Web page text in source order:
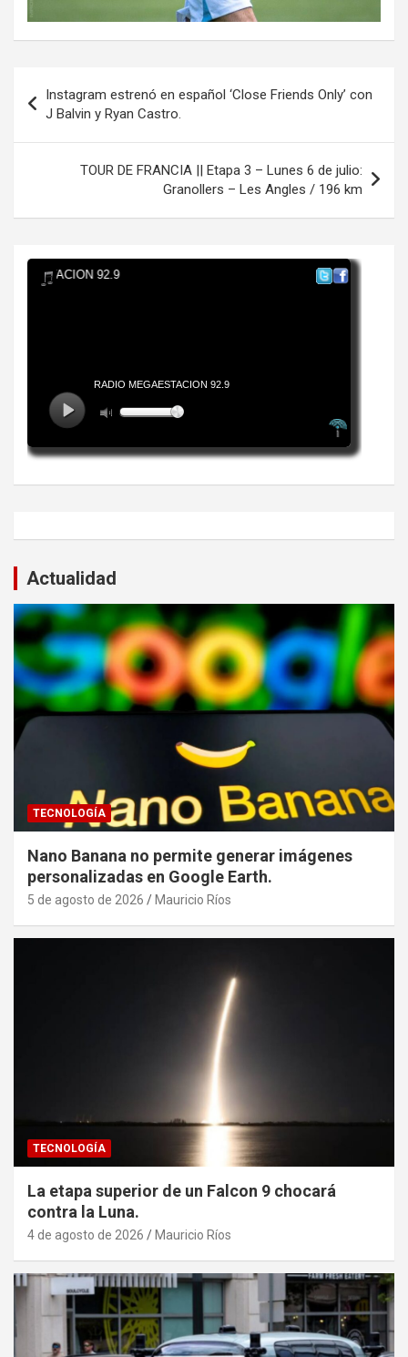
de
entradas
Instagram estrenó en español ‘Close Friends Only’ con
J Balvin y Ryan Castro.
TOUR DE FRANCIA || Etapa 3 – Lunes 6 de julio:
Granollers – Les Angles / 196 km
Actualidad
TECNOLOGÍA
Nano Banana no permite generar imágenes
personalizadas en Google Earth.
5 de agosto de 2026 Mauricio Ríos
TECNOLOGÍA
La etapa superior de un Falcon 9 chocará
contra la Luna.
4 de agosto de 2026 Mauricio Ríos